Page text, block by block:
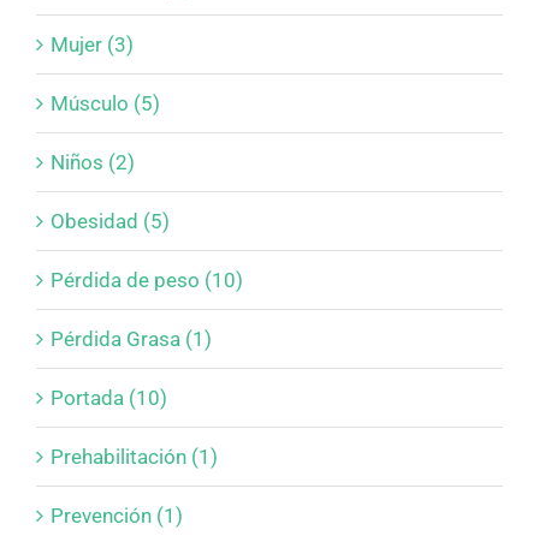
Mujer (3)
Músculo (5)
Niños (2)
Obesidad (5)
Pérdida de peso (10)
Pérdida Grasa (1)
Portada (10)
Prehabilitación (1)
Prevención (1)